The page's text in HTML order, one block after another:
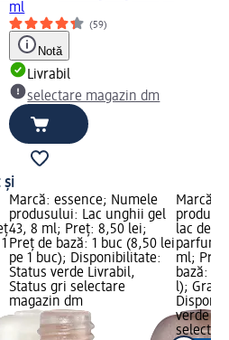
ml
(59)
Notă
Livrabil
selectare magazin dm
și
Marcă: essence; Numele
produsului: Lac unghii gel
43, 8 ml; Preț: 8,50 lei;
Preț de bază: 1 buc (8,50 lei
pe 1 buc); Disponibilitate:
Status verde Livrabil,
Status gri selectare
magazin dm
Marcă:
lac de
parfum
ml;
bază:
l);
verde